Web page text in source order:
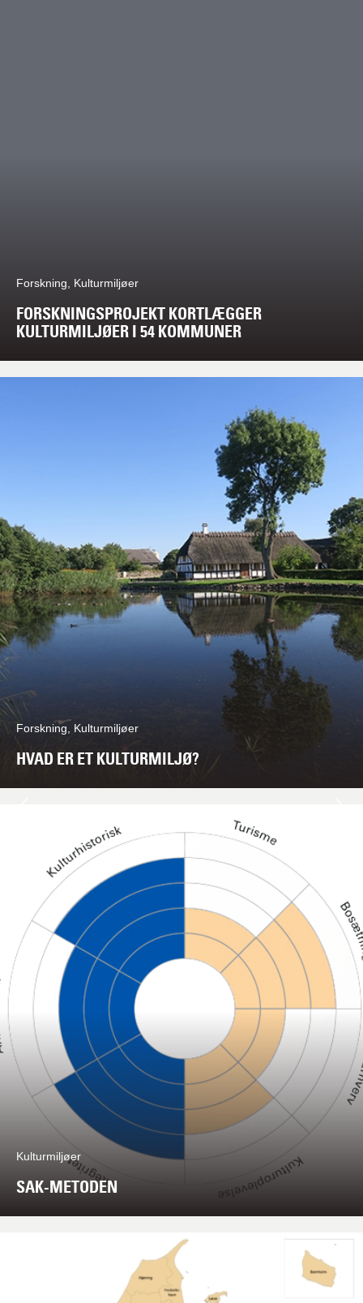
Forskning, Kulturmiljøer
FORSKNINGSPROJEKT KORTLÆGGER
KULTURMILJØER I 54 KOMMUNER
Forskning, Kulturmiljøer
HVAD ER ET KULTURMILJØ?
Kulturmiljøer
SAK-METODEN